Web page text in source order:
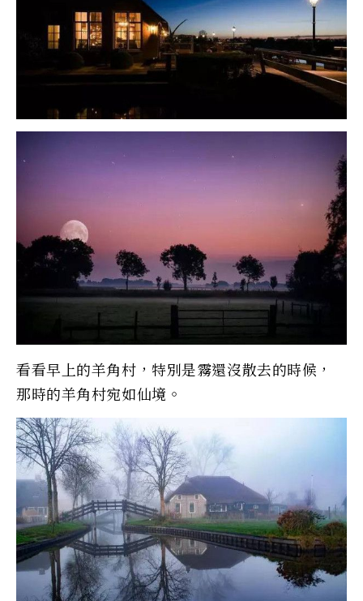
看看早上的羊角村，特別是霧還沒散去的時候，
那時的羊角村宛如仙境。